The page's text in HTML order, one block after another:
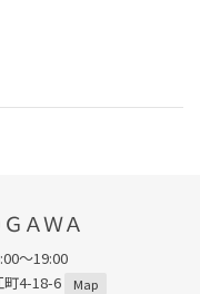
ＡＷＡ
～19:00
4-18-6
Map